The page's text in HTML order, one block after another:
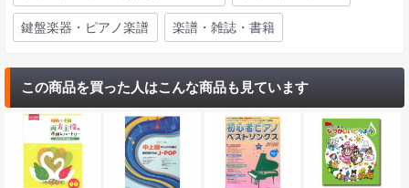
鍵盤楽器・ピアノ楽譜 楽譜・雑誌・書籍
この商品を買った人はこんな商品も見ています